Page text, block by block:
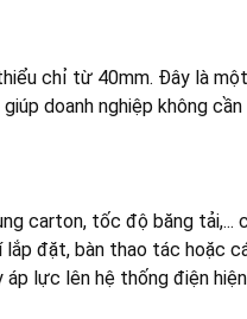
chỉ từ 40mm. Đây là
doanh nghiệp không
carton, tốc độ băng tải,...
lắp đặt, bàn thao tác hoặc
lực lên hệ thống điện